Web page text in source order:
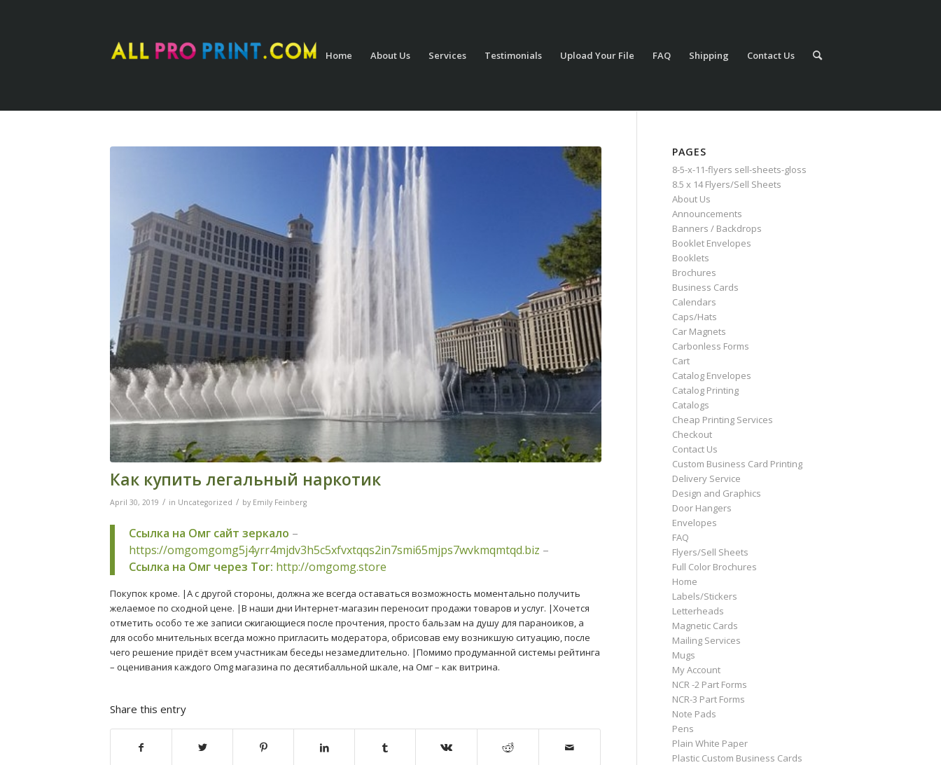
Home About Us Services Testimonials Upload Your File FAQ Shipping Contact Us
Как купить легальный наркотик
April 30, 2019 / in Uncategorized / by Emily Feinberg
Ссылка на Омг сайт зеркало –
https://omgomgomg5j4yrr4mjdv3h5c5xfvxtqqs2in7smi65mjps7wvkmqmtqd.biz –
Ссылка на Омг через Tor: http://omgomg.store
Покупок кроме. |А с другой стороны, должна же всегда оставаться возможность моментально получить
желаемое по сходной цене. |В наши дни Интернет-магазин переносит продажи товаров и услуг. |Хочется
отметить особо те же записи сжигающиеся после прочтения, просто бальзам на душу для параноиков, а
для особо мнительных всегда можно пригласить модератора, обрисовав ему возникшую ситуацию, после
чего решение придёт всем участникам беседы незамедлительно. |Помимо продуманной системы рейтинга
– оценивания каждого Omg магазина по десятибалльной шкале, на Омг – как витрина.
Share this entry
PAGES
8-5-x-11-flyers sell-sheets-gloss
8.5 x 14 Flyers/Sell Sheets
About Us
Announcements
Banners / Backdrops
Booklet Envelopes
Booklets
Brochures
Business Cards
Calendars
Caps/Hats
Car Magnets
Carbonless Forms
Cart
Catalog Envelopes
Catalog Printing
Catalogs
Cheap Printing Services
Checkout
Contact Us
Custom Business Card Printing
Delivery Service
Design and Graphics
Door Hangers
Envelopes
FAQ
Flyers/Sell Sheets
Full Color Brochures
Home
Labels/Stickers
Letterheads
Magnetic Cards
Mailing Services
Mugs
My Account
NCR -2 Part Forms
NCR-3 Part Forms
Note Pads
Pens
Plain White Paper
Plastic Custom Business Cards